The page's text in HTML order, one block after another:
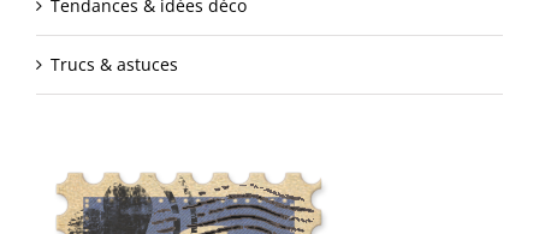
Tendances & idées déco
Trucs & astuces